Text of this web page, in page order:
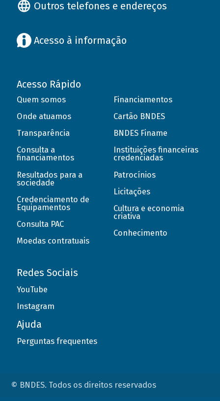
Outros telefones e endereços
Acesso à informação
Acesso Rápido
Quem somos
Onde atuamos
Transparência
Consulta a
financiamentos
Resultados para a
sociedade
Credenciamento de
Equipamentos
Consulta PAC
Moedas contratuais
Financiamentos
Cartão BNDES
BNDES Finame
Instituições financeiras
credenciadas
Patrocínios
Licitações
Cultura e economia
criativa
Conhecimento
Redes Sociais
YouTube
Instagram
Ajuda
Perguntas frequentes
© BNDES. Todos os direitos reservados